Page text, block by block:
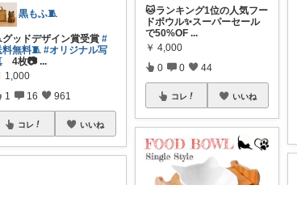
黒もふ🧵
グッドデザイン賞受賞#
料無料🧵 #オリジナル写
4枚📷 ...
1,000
1 16 961
コレ いいね
ぽんぽん
🐱ランキング1位の人気フー
ドボウル✨スーパーセール
で50%OF
...
￥ 4,000
0 0